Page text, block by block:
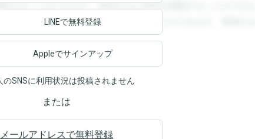
することができます。登録すると回答を閲覧することができま
きます。登録すると回答を閲覧することができます。登録する
LINEで無料登録
Appleでサインアップ
SNSに利用状況は投稿されません
または
メールアドレスで無料登録